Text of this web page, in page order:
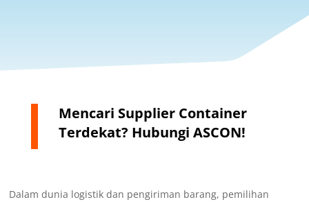
Mencari Supplier Container
Terdekat? Hubungi ASCON!
Dalam dunia logistik dan pengiriman barang, pemilihan